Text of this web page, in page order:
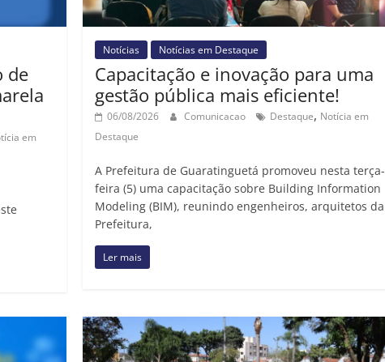
de
em
Notícias Notícias em Destaque
Capacitação e inovação para uma
gestão pública mais eficiente!
06/08/2026 Comunicacao Destaque, Notícia em
Destaque
A Prefeitura de Guaratinguetá promoveu nesta terça-
feira (5) uma capacitação sobre Building Information
Modeling (BIM), reunindo engenheiros, arquitetos da
Prefeitura,
Ler mais